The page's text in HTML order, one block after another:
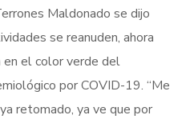
Maldonado se dijo
se reanuden, ahora
en el color verde del
por COVID-19. “Me
retomado, ya ve que por